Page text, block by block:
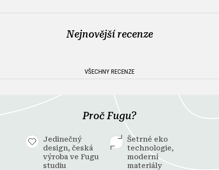
Nejnovější recenze
VŠECHNY RECENZE
Proč Fugu?
Jedinečný
design, česká
výroba ve Fugu
studiu
Šetrné eko
technologie,
moderní
materiály